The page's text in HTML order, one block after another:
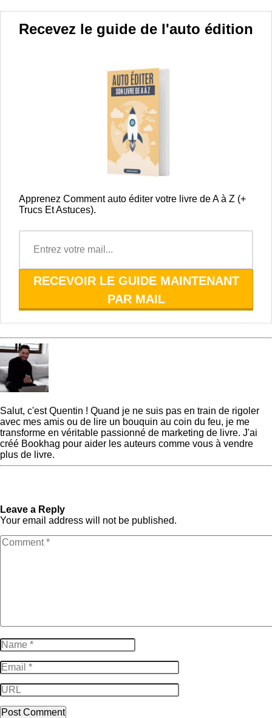
Recevez le guide de l'auto édition
Apprenez Comment auto éditer votre livre de A à Z (+
Trucs Et Astuces).
RECEVOIR LE GUIDE MAINTENANT
PAR MAIL
Salut, c'est Quentin ! Quand je ne suis pas en train de rigoler
avec mes amis ou de lire un bouquin au coin du feu, je me
transforme en véritable passionné de marketing de livre. J'ai
créé Bookhag pour aider les auteurs comme vous à vendre
plus de livre.
Leave a Reply
Your email address will not be published.